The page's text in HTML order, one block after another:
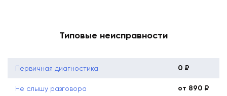
Типовые неисправности
Первичная диагностика 0 ₽
Не слышу разговора от 890 ₽